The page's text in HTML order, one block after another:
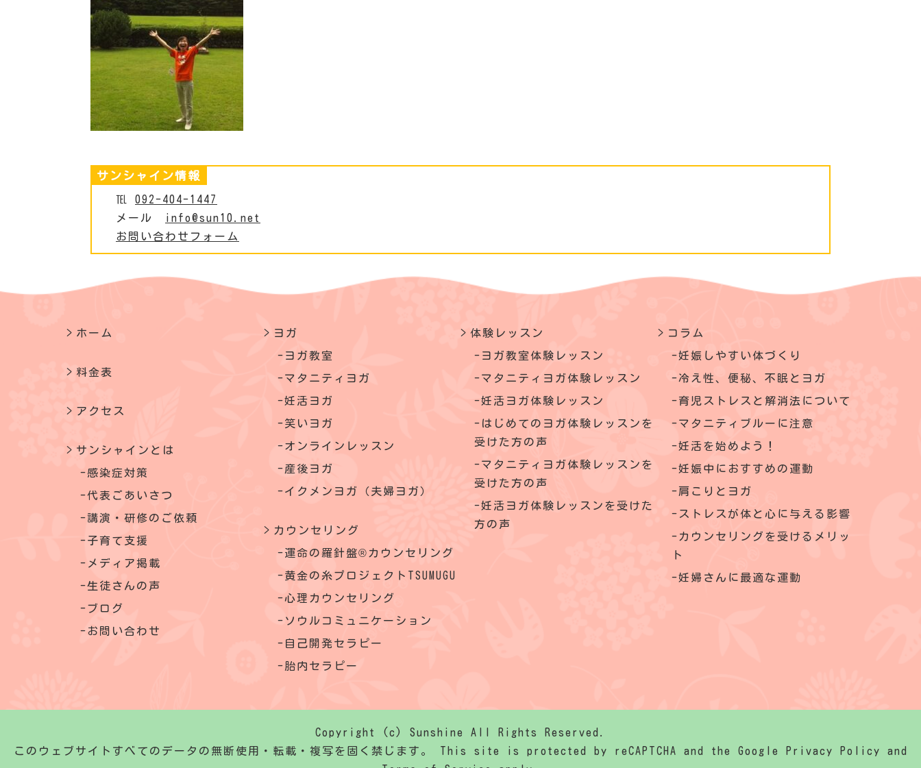
サンシャイン情報
℡ 092-404-1447
メール
info@sun10.net
お問い合わせフォーム
ホーム
料金表
アクセス
サンシャインとは
感染症対策
代表ごあいさつ
講演・研修のご依頼
子育て支援
メディア掲載
生徒さんの声
ブログ
お問い合わせ
ヨガ
ヨガ教室
マタニティヨガ
妊活ヨガ
笑いヨガ
オンラインレッスン
産後ヨガ
イクメンヨガ（夫婦ヨガ）
カウンセリング
運命の羅針盤®カウンセリング
黄金の糸プロジェクトTSUMUGU
心理カウンセリング
ソウルコミュニケーション
自己開発セラピー
胎内セラピー
体験レッスン
ヨガ教室体験レッスン
マタニティヨガ体験レッスン
妊活ヨガ体験レッスン
はじめてのヨガ体験レッスンを
受けた方の声
マタニティヨガ体験レッスンを
受けた方の声
妊活ヨガ体験レッスンを受けた
方の声
コラム
妊娠しやすい体づくり
冷え性、便秘、不眠とヨガ
育児ストレスと解消法について
マタニティブルーに注意
妊活を始めよう！
妊娠中におすすめの運動
肩こりとヨガ
ストレスが体と心に与える影響
カウンセリングを受けるメリッ
ト
妊婦さんに最適な運動
Copyright (c) Sunshine All Rights Reserved.
このウェブサイトすべてのデータの 無断使用・転載・複写を固く禁じます。 This site is protected by reCAPTCHA and the Google Privacy Policy and